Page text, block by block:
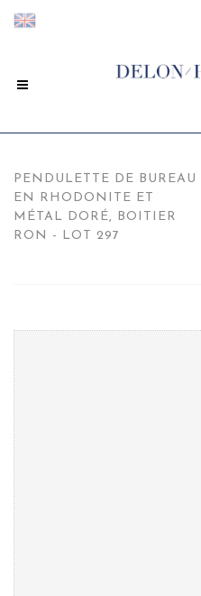
PENDULETTE DE BUREAU
EN RHODONITE ET
MÉTAL DORÉ, BOITIER
RON - LOT 297